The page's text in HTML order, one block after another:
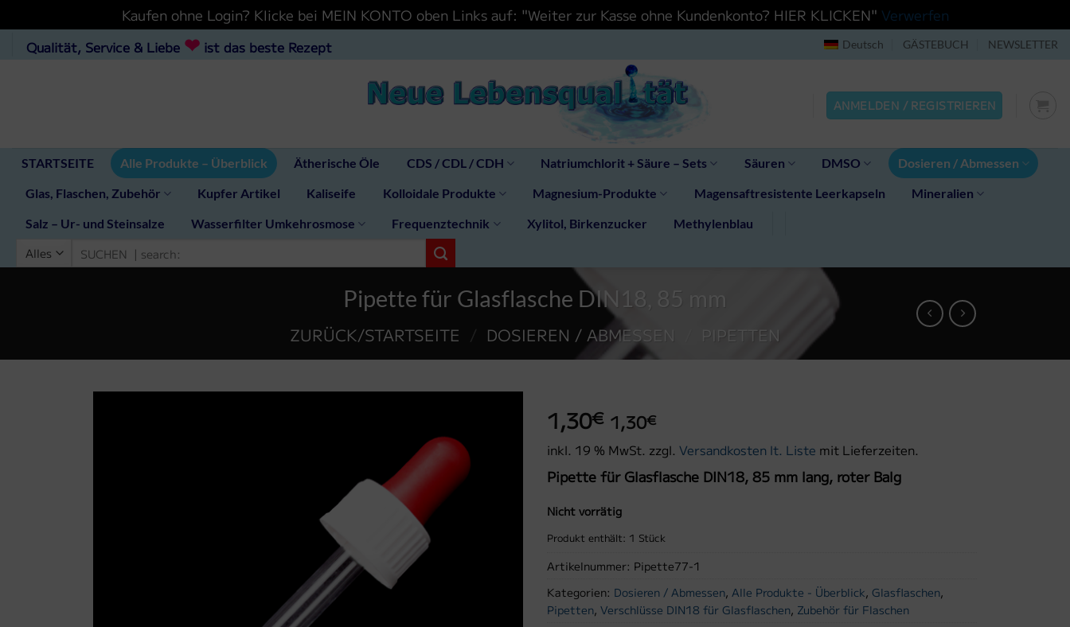
Kaufen ohne Login? Klicke bei MEIN KONTO oben Links auf: "Weiter zur Kasse ohne Kundenkonto? HIER KLICKEN" Verwerfen
Inhalt
Qualität, Service & Liebe ❤ist das beste Rezept Deutsch GÄSTEBUCH NEWSLETTER
ANMELDEN / REGISTRIEREN
STARTSEITE Alle Produkte – Überblick Ätherische Öle CDS / CDL / CDH Natriumchlorit + Säure – Sets Säuren DMSO Dosieren / Abmessen
Glas, Flaschen, Zubehör Kupfer Artikel Kaliseife Kolloidale Produkte Magnesium-Produkte Magensaftresistente Leerkapseln Mineralien
Salz – Ur- und Steinsalze Wasserfilter Umkehrosmose Frequenztechnik Xylitol, Birkenzucker Methylenblau
nach:
Pipette für Glasflasche DIN18, 85 mm
ZURÜCK/STARTSEITE / DOSIEREN / ABMESSEN PIPETTEN
1,30€ 1,30€
inkl. 19 % MwSt. zzgl. Versandkosten lt. Liste mit Lieferzeiten.
Pipette für Glasflasche DIN18, 85 mm lang, roter Balg
Nicht vorrätig
Produkt enthält: 1 Stück
Artikelnummer: Pipette77-1
Kategorien: Dosieren / Abmessen, Alle Produkte - Überblick, Glasflaschen,
Pipetten, Verschlüsse DIN18 für Glasflaschen, Zubehör für Flaschen